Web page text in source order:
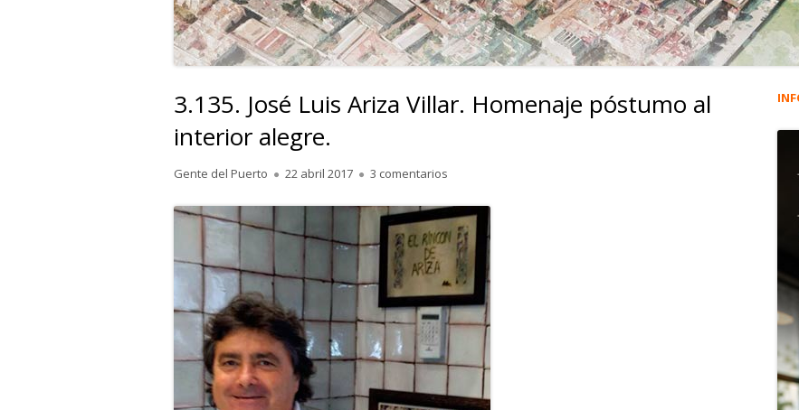
3.135. José Luis Ariza Villar. Homenaje póstumo al
interior alegre.
Autor
Gente del Puerto
Publicado
22 abril 2017 3 comentarios en 3.135. José Luis Ariza Villar. Homenaje póstumo al interior